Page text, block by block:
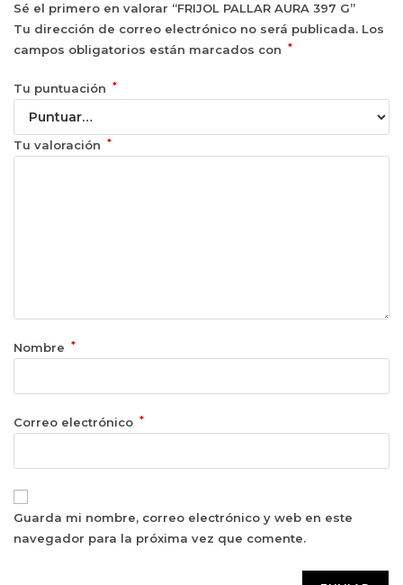
Sé el primero en valorar “FRIJOL PALLAR AURA 397 G”
Tu dirección de correo electrónico no será publicada. Los
campos obligatorios están marcados con
*
Tu puntuación *
Tu valoración *
Nombre *
Correo electrónico *
Guarda mi nombre, correo electrónico y web en este
navegador para la próxima vez que comente.